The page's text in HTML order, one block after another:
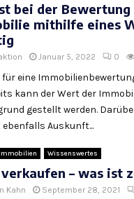
bei der Bewertung
mithilfe eines
Januar 5, 2022 0
für eine
kann der Wert der
gestellt werden.
Auskunft...
Immobilien Wissenswertes
verkaufen – was ist
Kahn September 28, 2021